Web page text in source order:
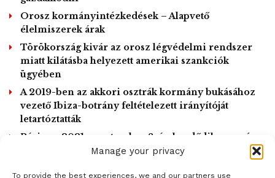
Manage your privacy
To provide the best experiences, we and our partners use
Orosz kormányintézkedések – Alapvető
élelmiszerek árak
Törökország kivár az orosz légvédelmi rendszer
miatt kilátásba helyezett amerikai szankciók
ügyében
A 2019-ben az akkori osztrák kormány bukásához
vezető Ibiza-botrány feltételezett irányítóját
letartóztatták
Párizs – 2021. szeptember 8-án kezdődik a per és
2022 március végéig tart